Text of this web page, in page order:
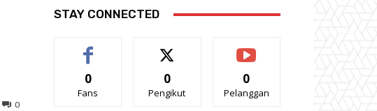
0
STAY CONNECTED
0
Fans
0
Pengikut
0
Pelanggan